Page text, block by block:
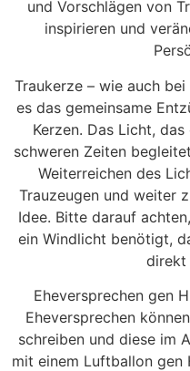
und Vorschlägen von
inspirieren und
Traukerze – wie auch
es das gemeinsame
Kerzen. Das Licht,
schweren Zeiten
Weiterreichen des
Trauzeugen und weiter
Idee. Bitte darauf
ein Windlicht benötigt,
direkt
Eheversprechen gen
Eheversprechen
schreiben und diese im
mit einem Luftballon gen